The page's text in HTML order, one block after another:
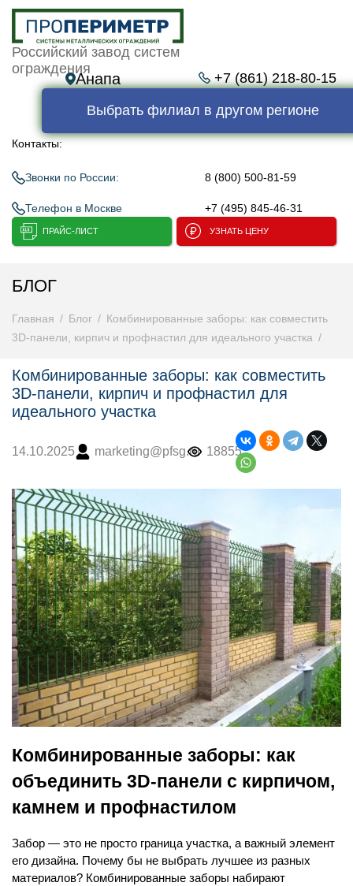
Российский завод систем
ограждения
Анапа +7 (861) 218-80-15
Выбрать филиал в другом регионе
Контакты:
Звонки по России: 8 (800) 500-81-59
Телефон в Москве +7 (495) 845-46-31
ПРАЙС-ЛИСТ УЗНАТЬ ЦЕНУ
БЛОГ
Главная Блог
Комбинированные заборы: как совместить
3D-панели, кирпич и профнастил для идеального участка
Комбинированные заборы: как совместить
3D-панели, кирпич и профнастил для
идеального участка
14.10.2025 marketing@pfsg.ru 18855
Комбинированные заборы: как
объединить 3D-панели с кирпичом,
камнем и профнастилом
Забор — это не просто граница участка, а важный элемент
его дизайна. Почему бы не выбрать лучшее из разных
материалов? Комбинированные заборы набирают